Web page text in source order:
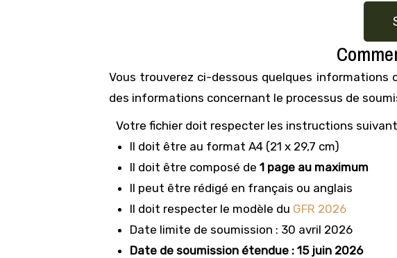
Vous trouverez ci-dessous quelques
des informations concernant le processus de
Votre fichier doit respecter les instructions
Il doit être au format A4 (21 x 29,7 cm)
Il doit être composé de 1 page au maximum
Il peut être rédigé en français ou anglais
Il doit respecter le modèle du GFR 2026
Date limite de soumission : 30 avril 2026
Date de soumission étendue : 15 juin 2026